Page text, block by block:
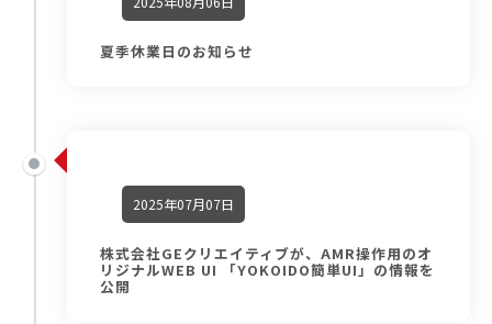
夏季休業日のお知らせ
2025年07月07日
株式会社GEクリエイティブが、AMR操作用のオ
リジナルWEB UI 「YOKOIDO簡単UI」の情報を
公開